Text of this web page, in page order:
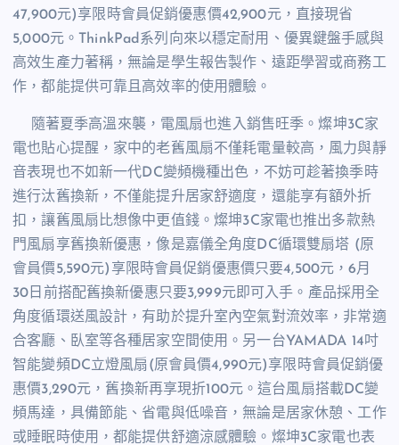
47,900元)享限時會員促銷優惠價42,900元，直接現省
5,000元。 ThinkPad系列向來以穩定耐用、優異鍵盤手感與
高效生產力著稱，無論是學生報告製作、遠距學習或商務工
作，都能提供可靠且高效率的使用體驗。
隨著夏季高溫來襲，電風扇也進入銷售旺季。燦坤3C家
電也貼心提醒，家中的老舊風扇不僅耗電量較高，風力與靜
音表現也不如新一代DC變頻機種出色，不妨可趁著換季時
進行汰舊換新，不僅能提升居家舒適度，還能享有額外折
扣，讓舊風扇比想像中更值錢。燦坤3C家電也推出多款熱
門風扇享舊換新優惠，像是嘉儀全角度 DC循環雙扇塔 (原
會員價5,590元) 享限時會員促銷優惠價只要4,500元，6月
30 日前搭配舊換新優惠只要3,999元即可入手。產品採用全
角度循環送風設計，有助於提升室內空氣對流效率，非常適
合客廳、臥室等各種居家空間使用。另一台YAMADA 14吋
智能變頻 DC立燈風扇 (原會員價4,990元)享限時會員促銷優
惠價3,290元，舊換新再享現折100元。這台風扇搭載DC變
頻馬達，具備節能、省電與低噪音，無論是居家休憩、工作
或睡眠時使用，都能提供舒適涼感體驗。 燦坤3C家電也表